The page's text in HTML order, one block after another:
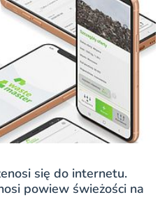
się do internetu.
powiew świeżości na